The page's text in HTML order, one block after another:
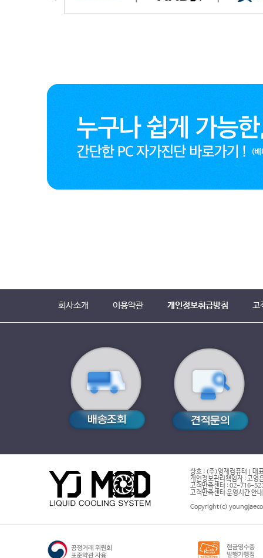
회사소개 이용약관 개인정보취급방침 고
상호 : (주)영재컴퓨터 | 대
개인정보관리책임자 : 고영
고객만족센터 : 02-716-
고객만족센터 운영시간 안
Copyright(c)